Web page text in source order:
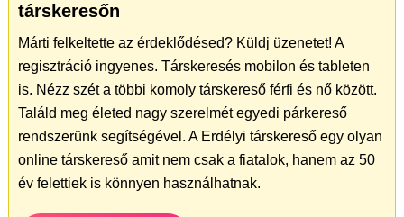
társkeresőn
Márti felkeltette az érdeklődésed? Küldj üzenetet! A
regisztráció ingyenes. Társkeresés mobilon és tableten
is. Nézz szét a többi komoly társkereső férfi és nő között.
Találd meg életed nagy szerelmét egyedi párkereső
rendszerünk segítségével. A Erdélyi társkereső egy olyan
online társkereső amit nem csak a fiatalok, hanem az 50
év felettiek is könnyen használhatnak.